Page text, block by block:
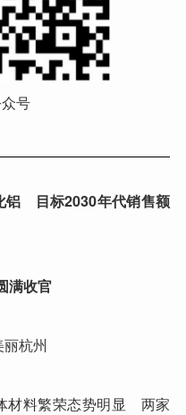
号
目标2030年代销售额
满收官
杭州
材料繁荣态势明显 两家